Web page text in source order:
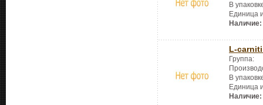
В
Единица
Наличие:
L-
Группа:
В
Единица
Наличие: